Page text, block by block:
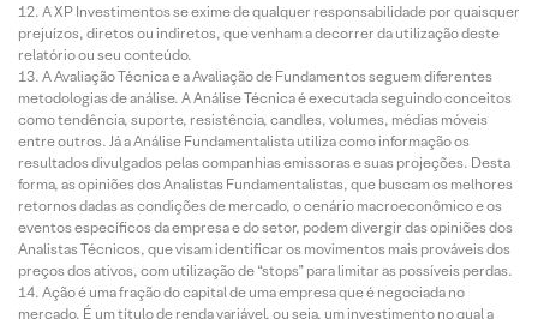
A XP Investimentos se exime de qualquer responsabilidade por quaisquer
prejuízos, diretos ou indiretos, que venham a decorrer da utilização deste
relatório ou seu conteúdo.
A Avaliação Técnica e a Avaliação de Fundamentos seguem diferentes
metodologias de análise. A Análise Técnica é executada seguindo conceitos
como tendência, suporte, resistência, candles, volumes, médias móveis
entre outros. Já a Análise Fundamentalista utiliza como informação os
resultados divulgados pelas companhias emissoras e suas projeções. Desta
forma, as opiniões dos Analistas Fundamentalistas, que buscam os melhores
retornos dadas as condições de mercado, o cenário macroeconômico e os
eventos específicos da empresa e do setor, podem divergir das opiniões dos
Analistas Técnicos, que visam identificar os movimentos mais prováveis dos
preços dos ativos, com utilização de “stops” para limitar as possíveis perdas.
Ação é uma fração do capital de uma empresa que é negociada no
mercado. É um título de renda variável, ou seja, um investimento no qual a